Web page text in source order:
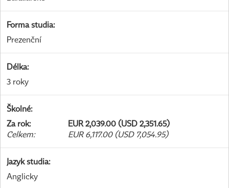
Forma studia:
Prezenční
Délka:
3 roky
Školné:
Za rok:
EUR 2,039.00 (USD 2,351.65)
Celkem: EUR 6,117.00 (USD 7,054.95)
Jazyk studia:
Anglicky